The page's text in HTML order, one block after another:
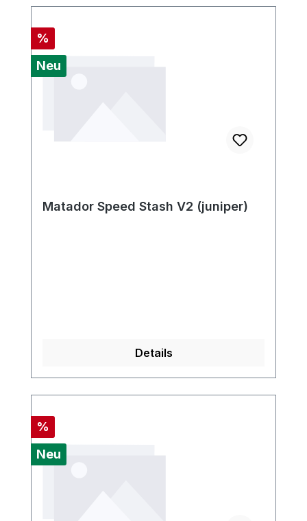
Rabatt
%
Neu
Matador Speed Stash V2 (juniper)
Details
Rabatt
%
Neu